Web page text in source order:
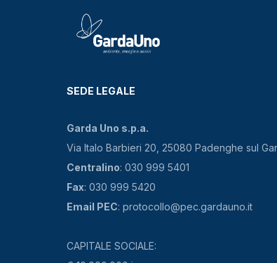
SEDE LEGALE
Garda Uno s.p.a.
Via Italo Barbieri 20, 25080 Padenghe sul
Centralino: 030 999 5401
Fax: 030 999 5420
Email PEC: protocollo@pec.gardauno.it
CAPITALE SOCIALE: